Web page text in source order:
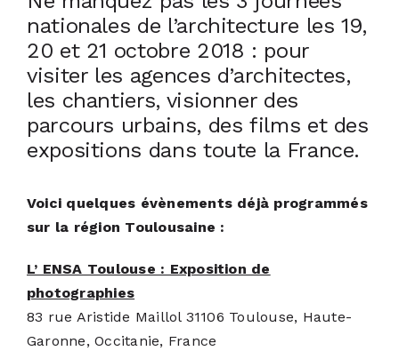
nationales de l’architecture les 19,
20 et 21 octobre 2018 : pour
visiter les agences d’architectes,
les chantiers, visionner des
parcours urbains, des films et des
expositions dans toute la France.
Voici quelques évènements déjà programmés
sur la région Toulousaine :
L’ ENSA Toulouse : Exposition de
photographies
83 rue Aristide Maillol 31106 Toulouse, Haute-
Garonne, Occitanie, France
S’ABONNER
CONTACT